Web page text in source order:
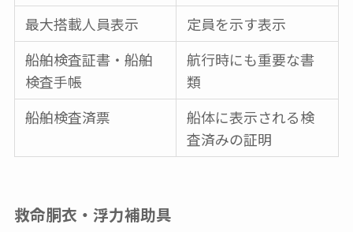
最大搭載人員表示
定員を示す表示
船舶検査証書・船舶
検査手帳
航行時にも重要な書
類
船舶検査済票
船体に表示される検
査済みの証明
救命胴衣・浮力補助具